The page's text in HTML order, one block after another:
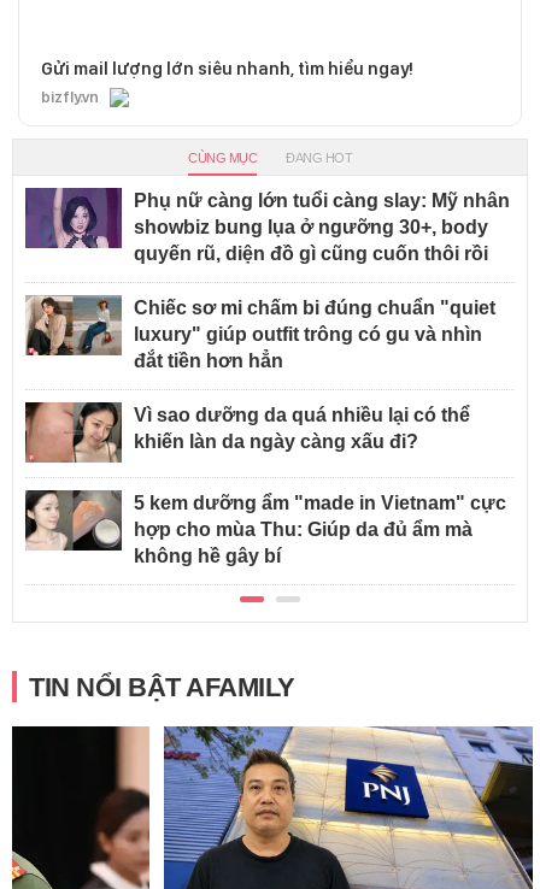
Gửi mail lượng lớn siêu nhanh, tìm hiểu ngay!
bizfly.vn
CÙNG MỤC ĐANG HOT
Phụ nữ càng lớn tuổi càng slay: Mỹ nhân
showbiz bung lụa ở ngưỡng 30+, body
quyến rũ, diện đồ gì cũng cuốn thôi rồi
Chiếc sơ mi chấm bi đúng chuẩn "quiet
luxury" giúp outfit trông có gu và nhìn
đắt tiền hơn hẳn
Vì sao dưỡng da quá nhiều lại có thể
khiến làn da ngày càng xấu đi?
5 kem dưỡng ẩm "made in Vietnam" cực
hợp cho mùa Thu: Giúp da đủ ẩm mà
không hề gây bí
TIN NỔI BẬT AFAMILY